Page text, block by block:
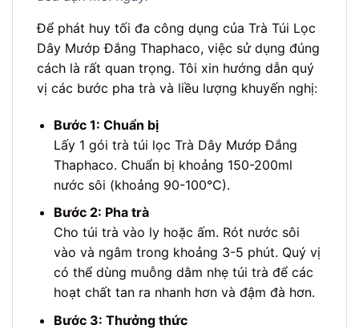
Để phát huy tối đa công dụng của Trà Túi Lọc
Dây Mướp Đắng Thaphaco, việc sử dụng đúng
cách là rất quan trọng. Tôi xin hướng dẫn quý
vị các bước pha trà và liều lượng khuyến nghị:
Bước 1: Chuẩn bị
Lấy 1 gói trà túi lọc Trà Dây Mướp Đắng
Thaphaco. Chuẩn bị khoảng 150-200ml
nước sôi (khoảng 90-100°C).
Bước 2: Pha trà
Cho túi trà vào ly hoặc ấm. Rót nước sôi
vào và ngâm trong khoảng 3-5 phút. Quý vị
có thể dùng muỗng dằm nhẹ túi trà để các
hoạt chất tan ra nhanh hơn và đậm đà hơn.
Bước 3: Thưởng thức